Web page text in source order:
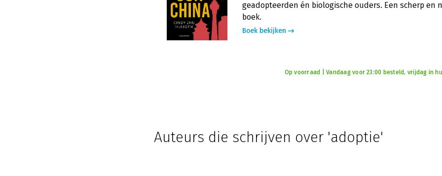
geadopteerden én biologische ouders. Een scherp en
boek.
Boek bekijken
Op voorraad | Vandaag voor 23:00 besteld, vrijdag in
Auteurs die schrijven over 'adoptie'